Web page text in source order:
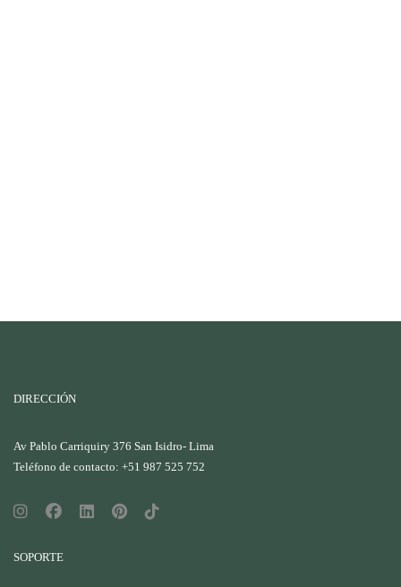
DIRECCIÓN
Av Pablo Carriquiry 376 San Isidro- Lima
Teléfono de contacto: +51 987 525 752
SOPORTE